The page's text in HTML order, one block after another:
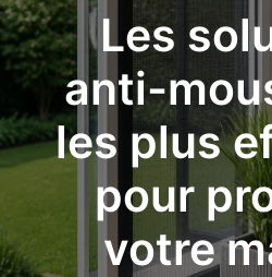
Les
anti-
les plus
pour
votre